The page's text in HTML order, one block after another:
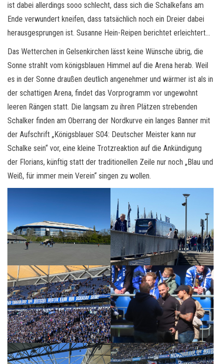
ist dabei allerdings sooo schlecht, dass sich die Schalkefans am
Ende verwundert kneifen, dass tatsächlich noch ein Dreier dabei
herausgesprungen ist. Susanne Hein-Reipen berichtet erleichtert…
Das Wetterchen in Gelsenkirchen lässt keine Wünsche übrig, die
Sonne strahlt vom königsblauen Himmel auf die Arena herab. Weil
es in der Sonne draußen deutlich angenehmer und wärmer ist als in
der schattigen Arena, findet das Vorprogramm vor ungewohnt
leeren Rängen statt. Die langsam zu ihren Plätzen strebenden
Schalker finden am Oberrang der Nordkurve ein langes Banner mit
der Aufschrift „Königsblauer S04: Deutscher Meister kann nur
Schalke sein“ vor, eine kleine Trotzreaktion auf die Ankündigung
der Florians, künftig statt der traditionellen Zeile nur noch „Blau und
Weiß, für immer mein Verein“ singen zu wollen.